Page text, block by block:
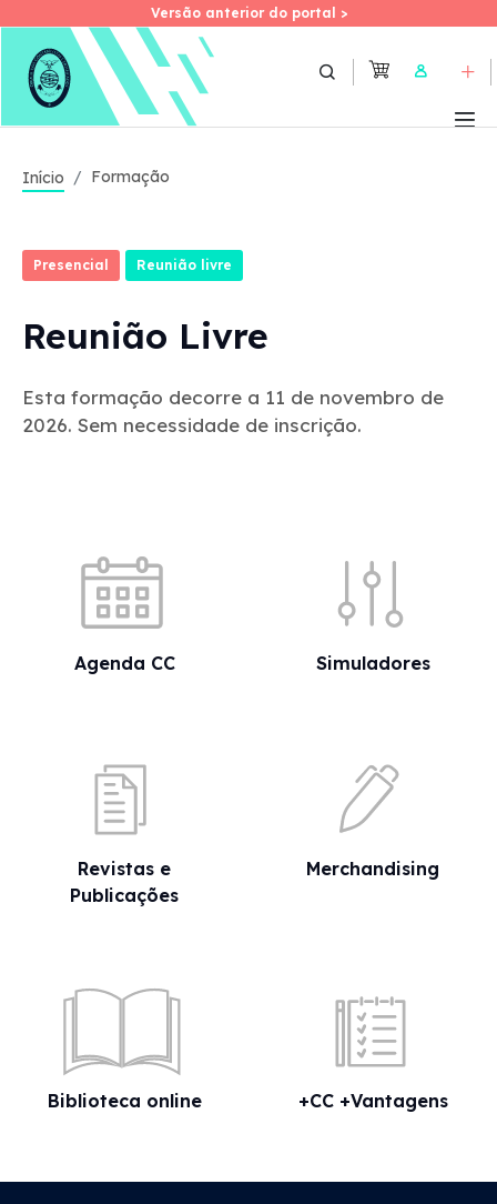
Skip
Versão anterior do portal >
Versão anterior do portal >
User
Início Formação
Presencial Reunião livre
Reunião Livre
Esta formação decorre a 11 de novembro de
2026. Sem necessidade de inscrição.
Agenda CC Simuladores
Revistas e
Publicações
Merchandising
Biblioteca online +CC +Vantagens